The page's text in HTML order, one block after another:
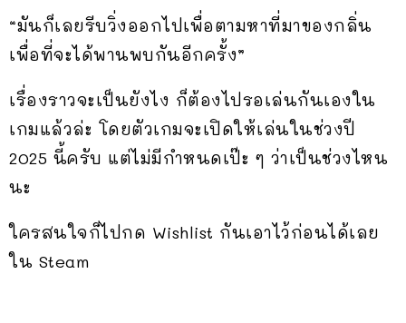
“มันก็เลยรีบวิ่งออกไปเพื่อตามหาที่มาของกลิ่น
เพื่อที่จะได้พานพบกันอีกครั้ง”
เรื่องราวจะเป็นยังไง ก็ต้องไปรอเล่นกันเองใน
เกมแล้วล่ะ โดยตัวเกมจะเปิดให้เล่นในช่วงปี
2025 นี้ครับ แต่ไม่มีกำหนดเป๊ะ ๆ ว่าเป็นช่วงไหน
นะ
ใครสนใจก็ไปกด Wishlist กันเอาไว้ก่อนได้เลย
ใน Steam